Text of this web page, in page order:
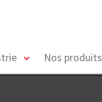
toggleNos produits